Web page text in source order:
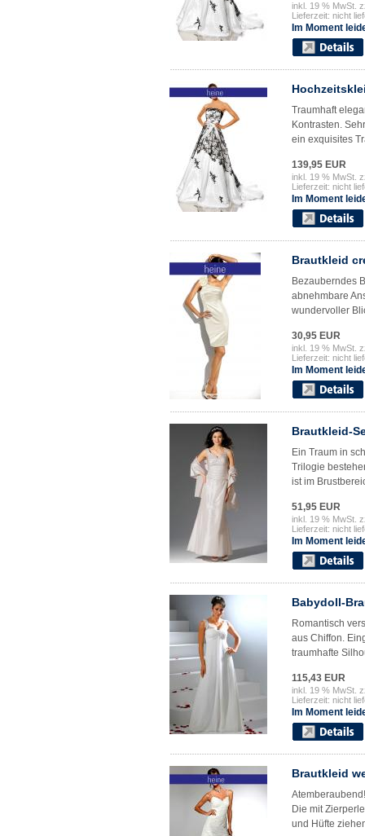
inkl. 19 % MwSt.
Lieferzeit: nicht
Im Moment
Traumhaft
Kontrasten.
ein exquisites
139,95 EUR
inkl. 19 % MwSt.
Lieferzeit: nicht
Im Moment
Brautkleid
Bezauberndes
abnehmbare
wundervoller
30,95 EUR
inkl. 19 % MwSt.
Lieferzeit: nicht
Im Moment
Brautkleid-
Ein Traum in
Trilogie
ist im
51,95 EUR
inkl. 19 % MwSt.
Lieferzeit: nicht
Im Moment
Babydoll-
Romantisch
aus Chiffon.
traumhafte
115,43 EUR
inkl. 19 % MwSt.
Lieferzeit: nicht
Im Moment
Brautkleid
Die mit
und Hüfte